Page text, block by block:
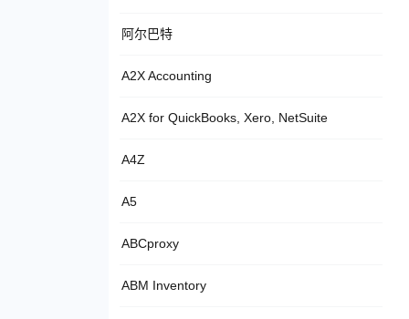
阿尔巴特
A2X Accounting
A2X for QuickBooks, Xero, NetSuite
A4Z
A5
ABCproxy
ABM Inventory